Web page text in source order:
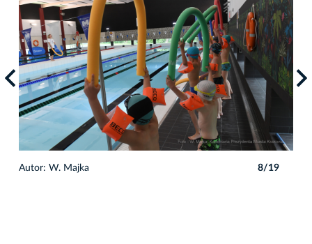
Autor: W. Majka 8/19